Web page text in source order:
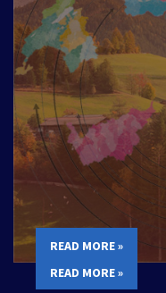
READ MORE »
READ MORE »